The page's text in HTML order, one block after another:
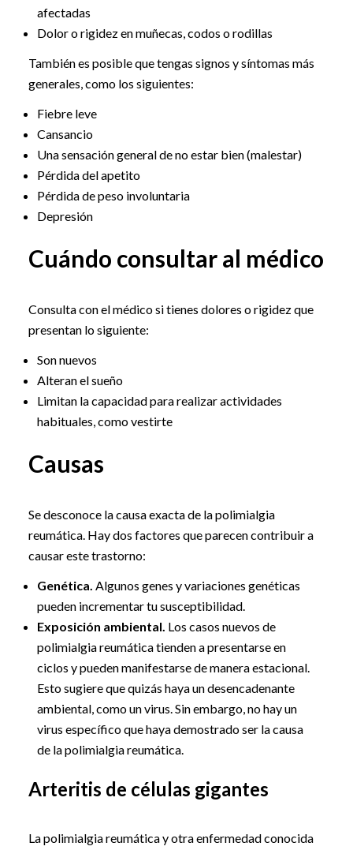
afectadas
Dolor o rigidez en muñecas, codos o rodillas
También es posible que tengas signos y síntomas más
generales, como los siguientes:
Fiebre leve
Cansancio
Una sensación general de no estar bien (malestar)
Pérdida del apetito
Pérdida de peso involuntaria
Depresión
Cuándo consultar al médico
Consulta con el médico si tienes dolores o rigidez que
presentan lo siguiente:
Son nuevos
Alteran el sueño
Limitan la capacidad para realizar actividades
habituales, como vestirte
Causas
Se desconoce la causa exacta de la polimialgia
reumática. Hay dos factores que parecen contribuir a
causar este trastorno:
Genética. Algunos genes y variaciones genéticas
pueden incrementar tu susceptibilidad.
Exposición ambiental. Los casos nuevos de
polimialgia reumática tienden a presentarse en
ciclos y pueden manifestarse de manera estacional.
Esto sugiere que quizás haya un desencadenante
ambiental, como un virus. Sin embargo, no hay un
virus específico que haya demostrado ser la causa
de la polimialgia reumática.
Arteritis de células gigantes
La polimialgia reumática y otra enfermedad conocida